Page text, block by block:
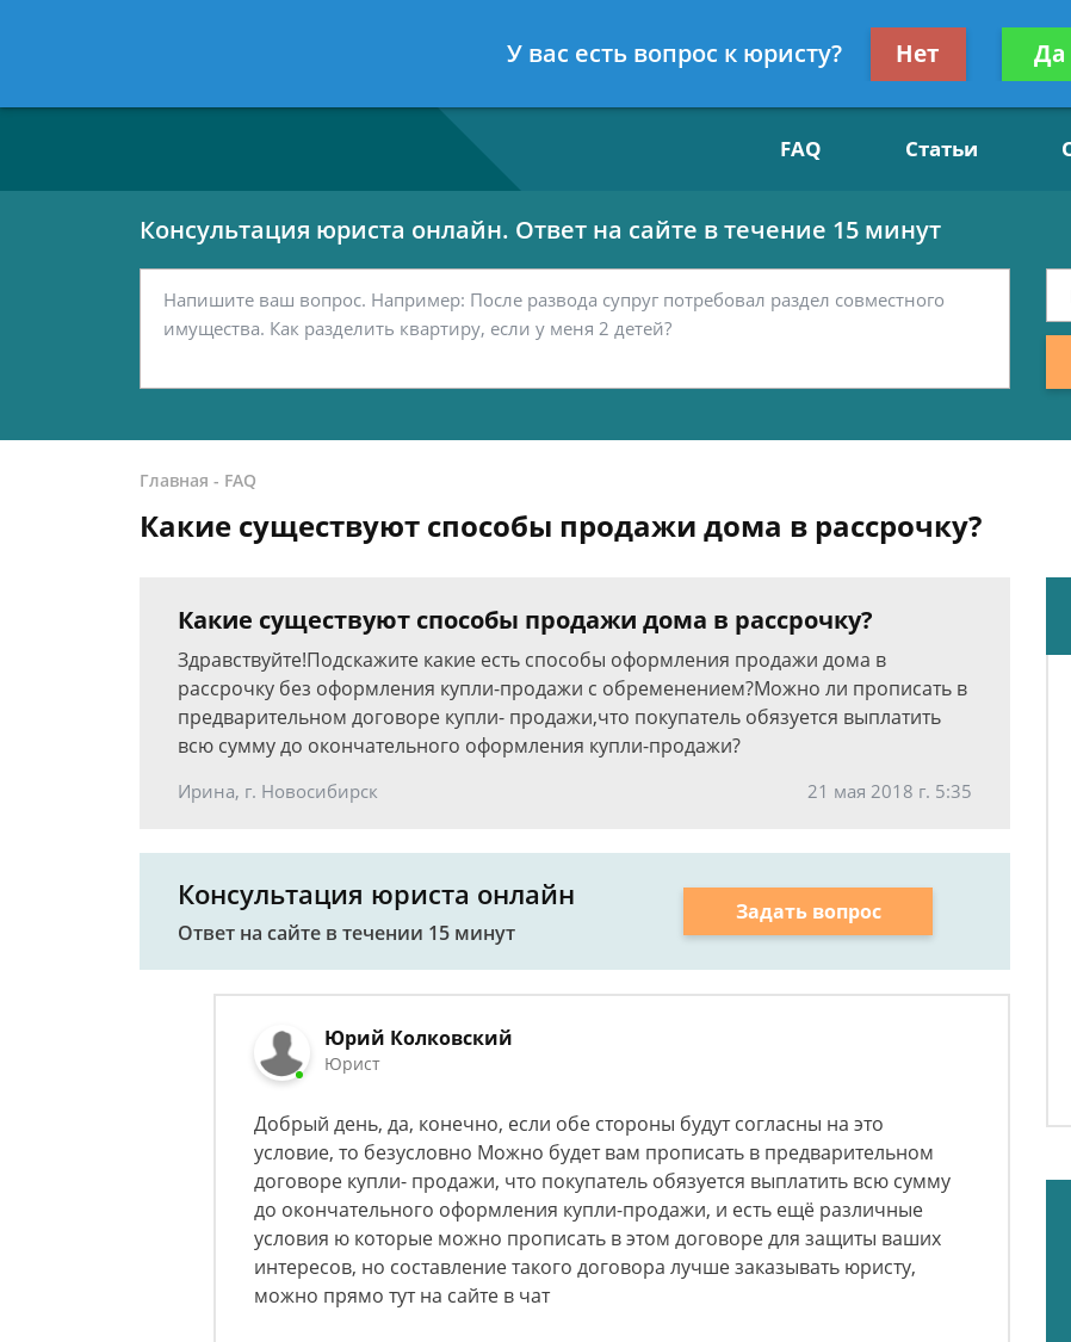
7 812 467-42-15
Получите
FAQ Статьи
Консультация юриста онлайн. Ответ на сайте в течение 15 минут
Главная - FAQ
Какие существуют способы продажи дома в рассрочку?
Какие существуют способы продажи дома в рассрочку?
Здравствуйте!Подскажите какие есть способы оформления продажи дома в
рассрочку без оформления купли-продажи с обременением?Можно ли прописать в
предварительном договоре купли- продажи,что покупатель обязуется выплатить
всю сумму до окончательного оформления купли-продажи?
Ирина, г. Новосибирск 21 мая 2018 г. 5:35
Консультация юриста онлайн
Ответ на сайте в течении 15 минут
Задать вопрос
Юрий Колковский
Юрист
Добрый день, да, конечно, если обе стороны будут согласны на это
условие, то безусловно Можно будет вам прописать в предварительном
договоре купли- продажи, что покупатель обязуется выплатить всю сумму
до окончательного оформления купли-продажи, и есть ещё различные
условия ю которые можно прописать в этом договоре для защиты ваших
интересов, но составление такого договора лучше заказывать юристу,
можно прямо тут на сайте в чат
У вас есть вопрос к юристу? Нет Да